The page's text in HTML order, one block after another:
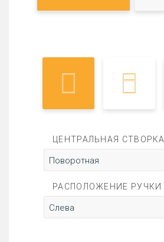
ЦЕНТРАЛЬНАЯ СТВОРКА
РАСПОЛОЖЕНИЕ РУЧКИ